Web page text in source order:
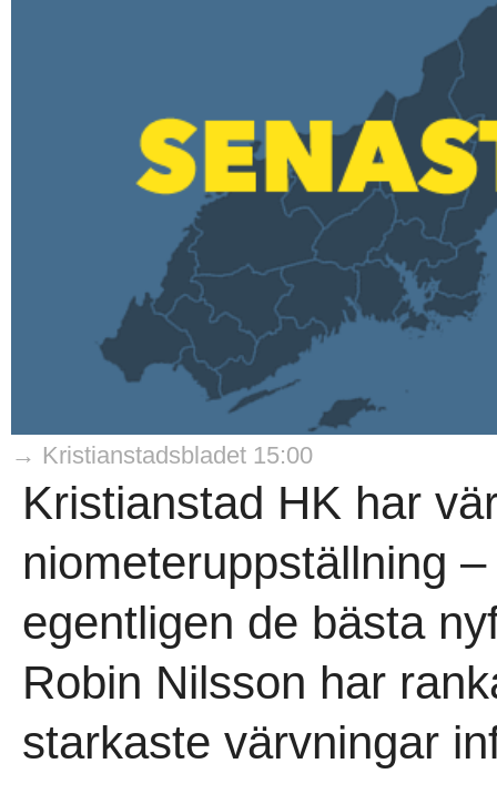
→ Kristianstadsbladet 15:00
Kristianstad HK har
niometeruppställning
egentligen de bästa
Robin Nilsson har
starkaste värvningar